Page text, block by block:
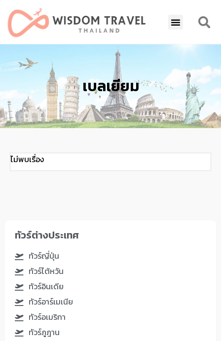
เบลเยียม
ทัวร์ต่างประเทศ
ทัวร์ญี่ปุ่น
ทัวร์ไต้หวัน
ทัวร์อินเดีย
ทัวร์อาร์เมเนีย
ทัวร์อเมริกา
ทัวร์ภูฎาน
ไม่พบเรื่อง